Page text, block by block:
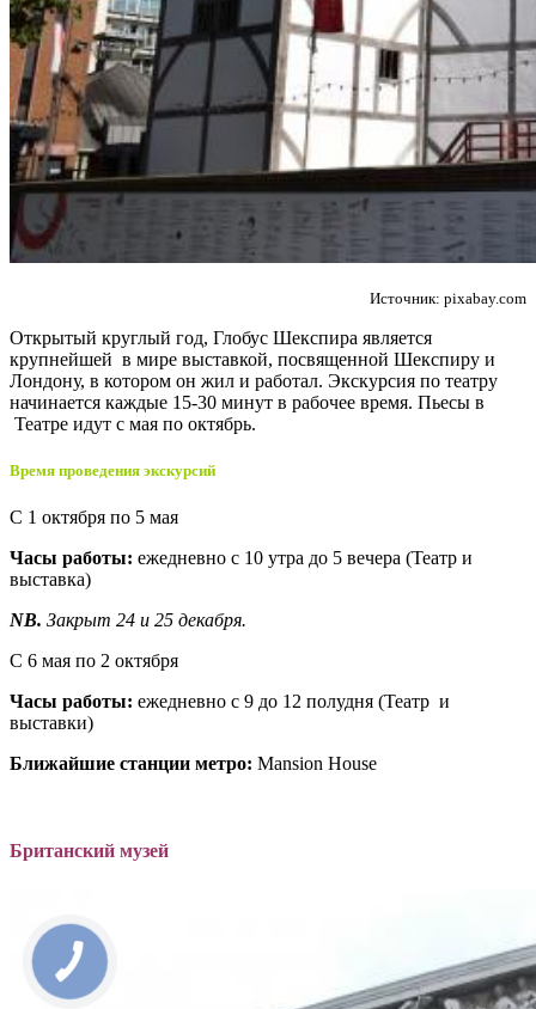
Источник: pixabay.com
Открытый круглый год, Глобус Шекспира является
крупнейшей в мире выставкой, посвященной Шекспиру и
Лондону, в котором он жил и работал. Экскурсия по театру
начинается каждые 15-30 минут в рабочее время. Пьесы в
Театре идут с мая по октябрь.
Время проведения экскурсий
С 1 октября по 5 мая
Часы работы: ежедневно с 10 утра до 5 вечера (Театр и
выставка)
NB. Закрыт 24 и 25 декабря.
С 6 мая по 2 октября
Часы работы: ежедневно с 9 до 12 полудня (Театр и
выставки)
Ближайшие станции метро: Mansion House
Британский музей